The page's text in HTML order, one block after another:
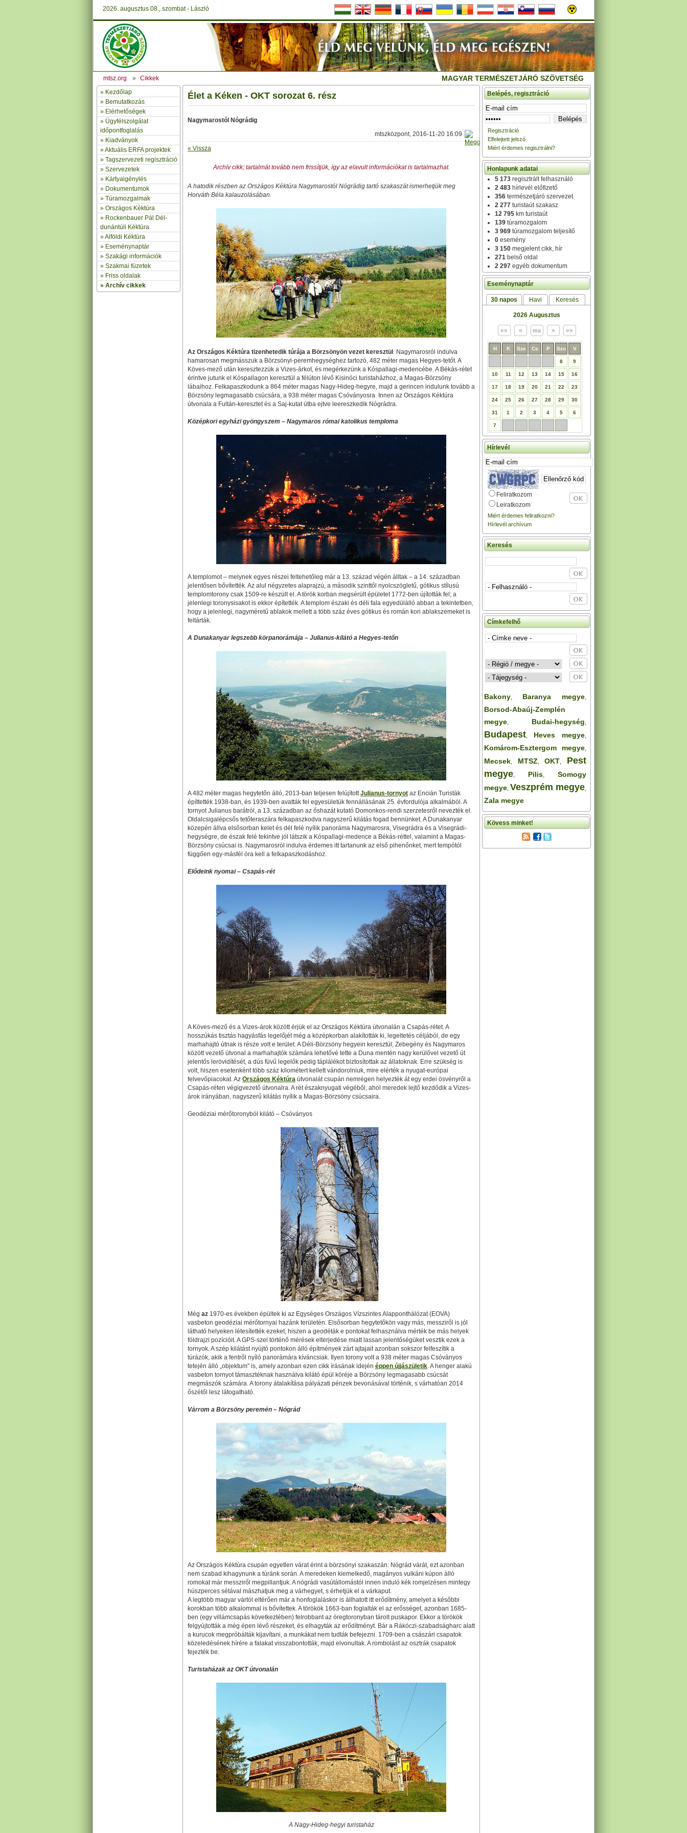
2026. augusztus 08., szombat - László
mtsz.org » Cikkek MAGYAR TERMÉSZETJÁRÓ SZÖVETSÉG
» Kezdőlap
» Bemutatkozás
» Elérhetőségek
» Ügyfélszolgálat
időpontfoglalás
» Kiadványok
»Aktuális ERFA projektek
» Tagszervezeti regisztráció
» Szervezetek
» Kártyaigénylés
» Dokumentumok
» Túramozgalmak
» Országos Kéktúra
» Rockenbauer Pál Dél-
dunántúli Kéktúra
»Alföldi Kéktúra
» Eseménynaptár
» Szakági információk
» Szakmai füzetek
» Friss oldalak
» Archív cikkek
Élet a Kéken - OKT sorozat 6. rész
Nagymarostól Nógrádig
mtszközpont, 2016-11-20 16:09
« Vissza
Archív cikk; tartalmát tovább nem frissítjük, így az elavult információkat is tartalmazhat.
A hatodik részben az Országos Kéktúra Nagymarostól Nógrádig tartó szakaszát ismerhetjük meg
Horváth Béla kalauzolásában.
Az Országos Kéktúra tizenhetedik túrája a Börzsönyön vezet keresztül . Nagymarosról indulva
hamarosan megmásszuk a Börzsönyi-peremhegységhez tartozó, 482 méter magas Hegyes-tetőt. A
Köves-mező után keresztezzük a Vizes-árkot, és megérkezünk a Kóspallagi-medencébe. A Békás-rétet
érintve jutunk el Kóspallagon keresztül a félúton lévő Kisinóci turistaházhoz, a Magas-Börzsöny
lábaihoz. Felkapaszkodunk a 864 méter magas Nagy-Hideg-hegyre, majd a gerincen indulunk tovább a
Börzsöny legmagasabb csúcsára, a 938 méter magas Csóványosra. Innen az Országos Kéktúra
útvonala a Fultán-keresztet és a Saj-kutat útba ejtve leereszkedik Nógrádra.
Középkori egyházi gyöngyszem – Nagymaros római katolikus temploma
A templomot – melynek egyes részei feltehetőleg már a 13. század végén álltak – a 14. században
jelentősen bővítették. Az alul négyzetes alaprajzú, a második szinttől nyolcszögletű, gótikus stílusú
templomtorony csak 1509-re készült el. A török korban megsérült épületet 1772-ben újították fel; a
jelenlegi toronysisakot is ekkor építették. A templom északi és déli fala egyedülálló abban a tekintetben,
hogy a jelenlegi, nagyméretű ablakok mellett a több száz éves gótikus és román kori ablakszemeket is
feltárták.
A Dunakanyar legszebb körpanorámája – Julianus-kilátó a Hegyes-tetőn
A 482 méter magas hegytetőn álló, 2013-ban teljesen felújítottJulianus-tornyot az Encián Turisták
építtették 1938-ban, és 1939-ben avatták fel egyesületük fennállásának 25. évfordulója alkalmából. A
tornyot Julianus barátról, a 13. században az őshazát kutató Domonkos-rendi szerzetesről nevezték el.
Oldalcsigalépcsős tetőteraszára felkapaszkodva nagyszerű kilátás fogad bennünket. A Dunakanyar
közepén állva elsősorban kelet és dél felé nyílik panoráma Nagymarosra, Visegrádra és a Visegrádi-
hegységre, de észak felé tekintve jól látszik a Kóspallagi-medence a Békás-réttel, valamint a Magas-
Börzsöny csúcsai is. Nagymarosról indulva érdemes itt tartanunk az első pihenőnket, mert tempótól
függően egy-másfél óra kell a felkapaszkodáshoz.
Elődeink nyomai – Csapás-rét
A Köves-mező és a Vizes-árok között érjük el az Országos Kéktúra útvonalán a Csapás-rétet. A
hosszúkás tisztás hagyásfás legelőjét még a középkorban alakították ki, legeltetés céljából, de egy
marhahajtó útnak is része volt e terület. A Déli-Börzsöny hegyein keresztül, Zebegény és Nagymaros
között vezető útvonal a marhahajtók számára lehetővé tette a Duna mentén nagy kerülővel vezető út
jelentős lerövidítését, a dús füvű legelők pedig táplálékot biztosítottak az állatoknak. Erre szükség is
volt, hiszen esetenként több száz kilométert kellett vándorolniuk, mire elérték a nyugat-európai
felvevőpiacokat. Az Országos Kéktúra útvonalát csupán nemrégen helyezték át egy erdei ösvényről a
Csapás-réten végigvezető útvonalra. A rét északnyugati végéből, ahol meredek lejtő kezdődik a Vizes-
árok irányában, nagyszerű kilátás nyílik a Magas-Börzsöny csúcsaira.
Geodéziai mérőtoronyból kilátó – Csóványos
Még az 1970-es években épültek ki az Egységes Országos Vízszintes Alapponthálózat (EOVA)
vasbeton geodéziai mérőtornyai hazánk területén. Elsősorban hegytetőkön vagy más, messziről is jól
látható helyeken létesítették ezeket, hiszen a geodéták e pontokat felhasználva mérték be más helyek
földrajzi pozícióit. A GPS-szel történő mérések elterjedése miatt lassan jelentőségüket vesztik ezek a
tornyok. A szép kilátást nyújtó pontokon álló építmények zárt ajtajait azonban sokszor felfeszítik a
túrázók, akik a fentről nyíló panorámára kíváncsiak. Ilyen torony volt a 938 méter magas Csóványos
tetején álló „objektum” is, amely azonban ezen cikk írásának idején éppen újjászületik. A henger alakú
vasbeton tornyot támasztéknak használva kilátó épül köréje a Börzsöny legmagasabb csúcsát
megmászók számára. A torony átalakítása pályázati pénzek bevonásával történik, s várhatóan 2014
őszétől lesz látogatható.
Várrom a Börzsöny peremén – Nógrád
Az Országos Kéktúra csupán egyetlen várat érint a börzsönyi szakaszán: Nógrád várát, ezt azonban
nem szabad kihagynunk a túránk során. A meredeken kiemelkedő, magányos vulkáni kúpon álló
romokat már messziről megpillantjuk. A nógrádi vasútállomástól innen induló kék romjelzésen mintegy
húszperces sétával mászhatjuk meg a várhegyet, s érhetjük el a várkaput.
A legtöbb magyar vártól eltérően már a honfoglaláskor is állhatott itt erődítmény, amelyet a későbbi
korokban több alkalommal is bővítettek. A törökök 1663-ban foglalták el az erősséget, azonban 1685-
ben (egy villámcsapás következtében) felrobbant az öregtoronyban tárolt puskapor. Ekkor a törökök
felgyújtották a még épen lévő részeket, és elhagyták az erődítményt. Bár a Rákóczi-szabadságharc alatt
a kurucok megpróbálták kijavítani, a munkákat nem tudták befejezni. 1709-ben a császári csapatok
közeledésének hírére a falakat visszabontották, majd elvonultak. A rombolást az osztrák csapatok
fejezték be.
Turistaházak az OKT útvonalán
A Nagy-Hideg-hegyi turistaház
Belépés, regisztráció
Regisztráció
Elfelejtett jelszó
Miért érdemes regisztrálni?
Honlapunk adatai
5 173 regisztrált felhasználó
2 483 hírlevél előfizető
356 természetjáró szervezet
2 277 turistaút szakasz
12 795 km turistaút
139 túramozgalom
3 969 túramozgalom teljesítő
0 esemény
3 150 megjelent cikk, hír
271 belső oldal
2 297 egyéb dokumentum
Eseménynaptár
30 napos Havi Keresés
2026 Augusztus
H K Sze Cs P Szo V
8 9
10 11 12 13 14 15 16
17 18 19 20 21 22 23
24 25 26 27 28 29 30
31 1 2 3 4 5 6
7
Hírlevél
Feliratkozom
Leiratkozom
Miért érdemes feliratkozni?
Hírlevél archívum
Keresés
Címkefelhő
Bakony, Baranya megye,
Borsod-Abaúj-Zemplén
megye, Budai-hegység,
Budapest, Heves megye,
Komárom-Esztergom megye,
Mecsek, MTSZ,OKT, Pest
megye, Pilis, Somogy
megye, Veszprém megye,
Zala megye
Kövess minket!